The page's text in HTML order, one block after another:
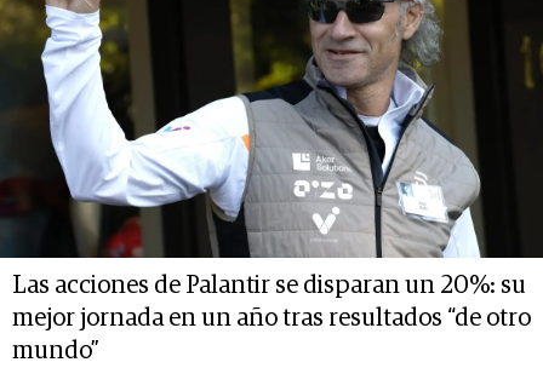
Las acciones de Palantir se disparan un 20%: su
mejor jornada en un año tras resultados “de otro
mundo”